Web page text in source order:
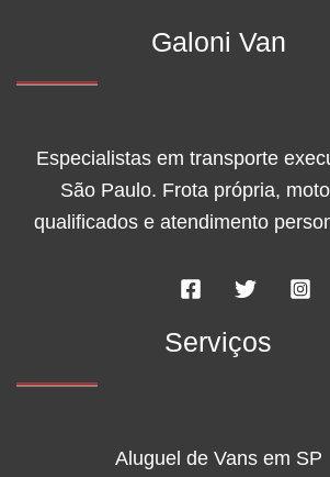
Galoni Van
Especialistas em transporte
São Paulo. Frota própria,
qualificados e atendimento
Serviços
Aluguel de Vans em SP